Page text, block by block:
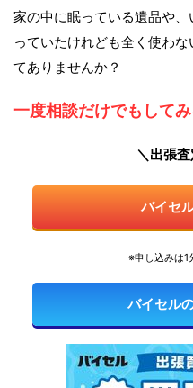
家の中に眠っている遺品や
っていたけれども全く使わ
てありませんか？
一度相談だけでもして
＼出張
バイセ
※申し込みは1
バイセル